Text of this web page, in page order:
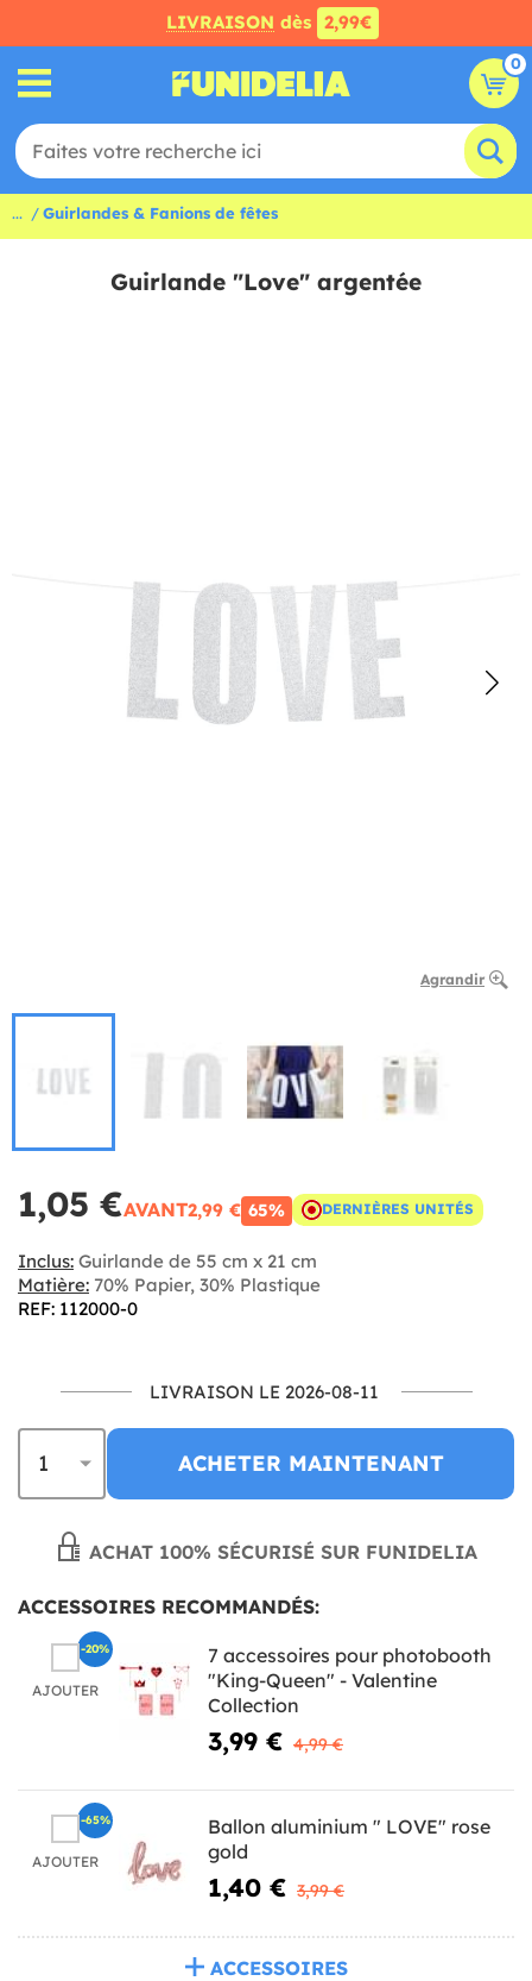
LIVRAISON dès 2,99€
0
... Guirlandes & Fanions de fêtes
Guirlande "Love" argentée
Agrandir
1,05 €AVANT2,99 € 65% DERNIÈRES UNITÉS
Inclus: Guirlande de 55 cm x 21 cm
Matière: 70% Papier, 30% Plastique
REF: 112000-0
LIVRAISON LE 2026-08-11
ACHETER MAINTENANT
ACHAT 100% SÉCURISÉ SUR FUNIDELIA
ACCESSOIRES RECOMMANDÉS:
AJOUTER
7 accessoires pour photobooth
"King-Queen" - Valentine
Collection
3,99 € 4,99 €
-20%
AJOUTER
Ballon aluminium " LOVE" rose
gold
1,40 € 3,99 €
-65%
ACCESSOIRES